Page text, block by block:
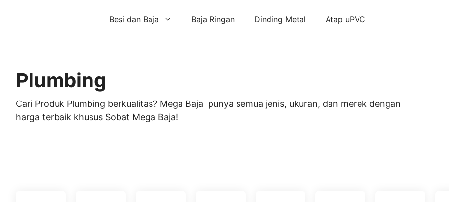
Besi dan Baja Baja Ringan Dinding Metal Atap uPVC
Plumbing
Cari Produk Plumbing berkualitas? Mega Baja punya semua jenis, ukuran, dan merek dengan
harga terbaik khusus Sobat Mega Baja!